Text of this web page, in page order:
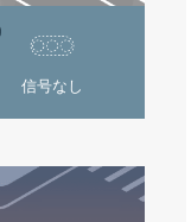
信号なし